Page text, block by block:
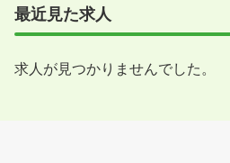
最近見た求人
求人が見つかりませんでした。